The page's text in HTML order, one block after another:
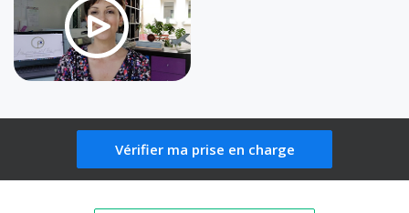
Vérifier ma prise en charge